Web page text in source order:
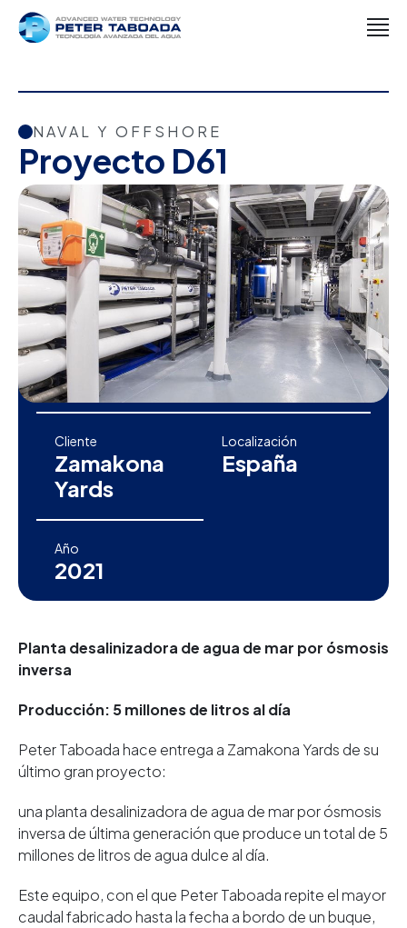
NAVAL Y OFFSHORE
Proyecto D61
Cliente
Zamakona
Yards
Localización
España
Año
2021
Planta desalinizadora de agua de mar por ósmosis
inversa
Producción: 5 millones de litros al día
Peter Taboada hace entrega a Zamakona Yards de su
último gran proyecto:
una planta desalinizadora de agua de mar por ósmosis
inversa de última generación que produce un total de 5
millones de litros de agua dulce al día.
Este equipo, con el que Peter Taboada repite el mayor
caudal fabricado hasta la fecha a bordo de un buque,